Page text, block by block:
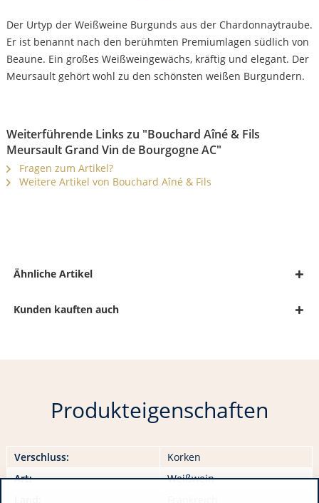
Der Urtyp der Weißweine Burgunds aus der Chardonnaytraube.
Er ist benannt nach den berühmten Premiumlagen südlich von
Beaune. Ein großes Weißweingewächs, kräftig und elegant. Der
Meursault gehört wohl zu den schönsten weißen Burgundern.
Weiterführende Links zu "Bouchard Aîné & Fils
Meursault Grand Vin de Bourgogne AC"
Fragen zum Artikel?
Weitere Artikel von Bouchard Aîné & Fils
Ähnliche Artikel
Kunden kauften auch
Produkteigenschaften
Verschluss:
Korken
Art:
Weißwein